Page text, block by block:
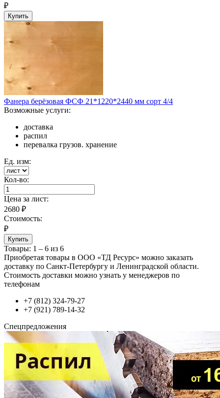
₽
Купить
Фанера берёзовая ФСФ 21*1220*2440 мм сорт 4/4
Возможные услуги:
доставка
распил
перевалка грузов. хранение
Ед. изм:
Кол-во:
Цена за лист:
2680 ₽
Стоимость:
₽
Купить
Товары: 1 – 6 из 6
Приобретая товары в ООО «ТД Ресурс» можно заказать
доставку по Санкт-Петербургу и Ленинградской области.
Стоимость доставки можно узнать у менеджеров по
телефонам
+7 (812) 324-79-27
+7 (921) 789-14-32
Спецпредложения